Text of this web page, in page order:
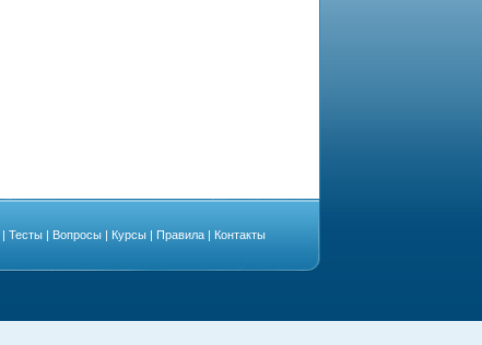
| Тесты | Вопросы | Курсы | Правила | Контакты